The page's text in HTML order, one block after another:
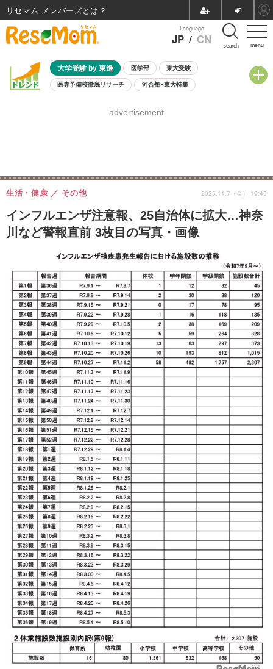
menu
Language
JP / CN search
大学受験 by 東進 医学部 東大受験
医専予備校徹底リサーチ 河合塾×東大特集
8月開催学校説明会・相談会
advertisement
インフルエンザ注意報、25自治体に拡大…神奈
川など警報直前 3枚目の写真・画像
生活・健康 その他 2025.11.7（金） 19:45
リセマム メンバーズ